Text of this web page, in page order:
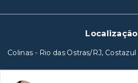
Localização
Colinas - Rio das Ostras/RJ, Costazul